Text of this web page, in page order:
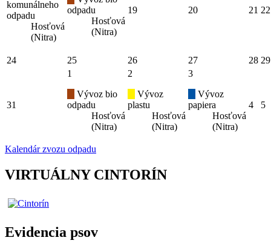
komunálneho
odpadu
Hosťová
(Nitra)
odpadu
Hosťová
(Nitra)
19 20 21 22
24 25 26 27 28 29
31
1
Vývoz bio
odpadu
Hosťová
(Nitra)
2
Vývoz
plastu
Hosťová
(Nitra)
3
Vývoz
papiera
Hosťová
(Nitra)
4 5
Kalendár zvozu odpadu
VIRTUÁLNY CINTORÍN
Evidencia psov